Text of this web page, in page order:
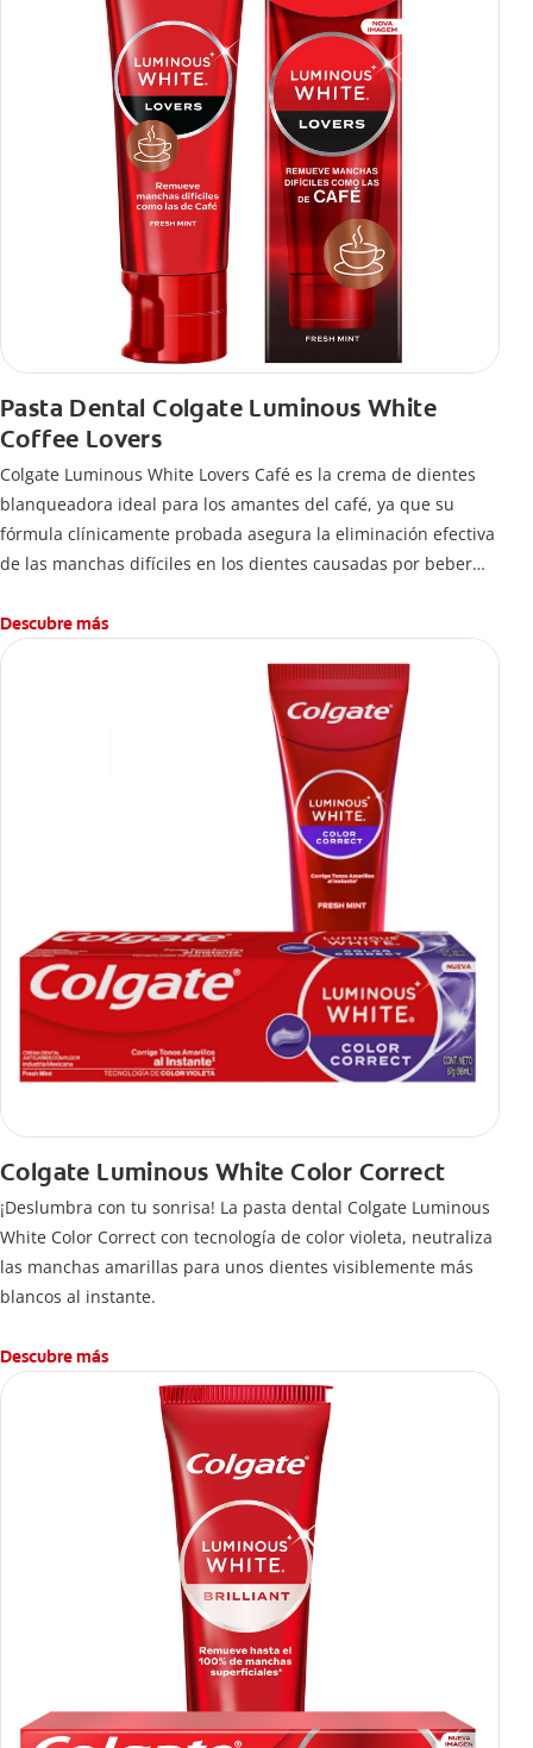
Pasta Dental Colgate Luminous White
Coffee Lovers
Colgate Luminous White Lovers Café es la crema de dientes
blanqueadora ideal para los amantes del café, ya que su
fórmula clínicamente probada asegura la eliminación efectiva
de las manchas difíciles en los dientes causadas por beber
Descubre más
Colgate Luminous White Color Correct
¡Deslumbra con tu sonrisa! La pasta dental Colgate Luminous
White Color Correct con tecnología de color violeta, neutraliza
las manchas amarillas para unos dientes visiblemente más
blancos al instante.
Descubre más